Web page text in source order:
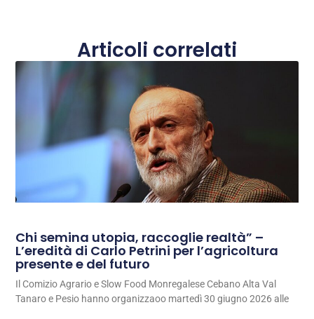
Articoli correlati
Chi semina utopia, raccoglie realtà” –
L’eredità di Carlo Petrini per l’agricoltura
presente e del futuro
Il Comizio Agrario e Slow Food Monregalese Cebano Alta Val
Tanaro e Pesio hanno organizzaoo martedì 30 giugno 2026 alle